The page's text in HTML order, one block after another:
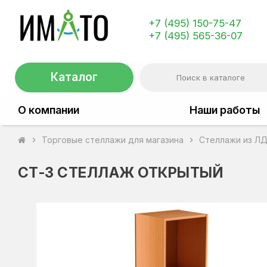
+7 (495) 150-75-47
+7 (495) 565-36-07
Каталог
О компании Наши работы
chevron_right Торговые стеллажи для магазина chevron_right Стеллажи из
СТ-3 СТЕЛЛАЖ ОТКРЫТЫЙ